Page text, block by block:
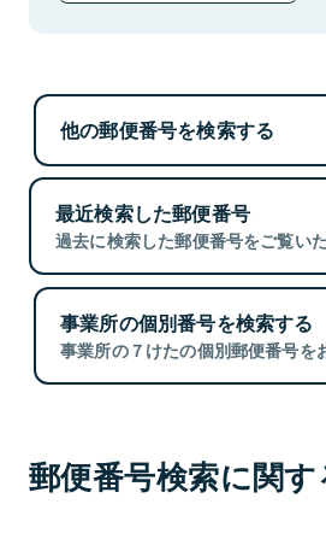
他の郵便番号を検索する
最近検索した郵便番号
過去に検索した郵便番号をご覧いた
事業所の個別番号を検索する
事業所の７けたの個別郵便番号を
郵便番号検索に関